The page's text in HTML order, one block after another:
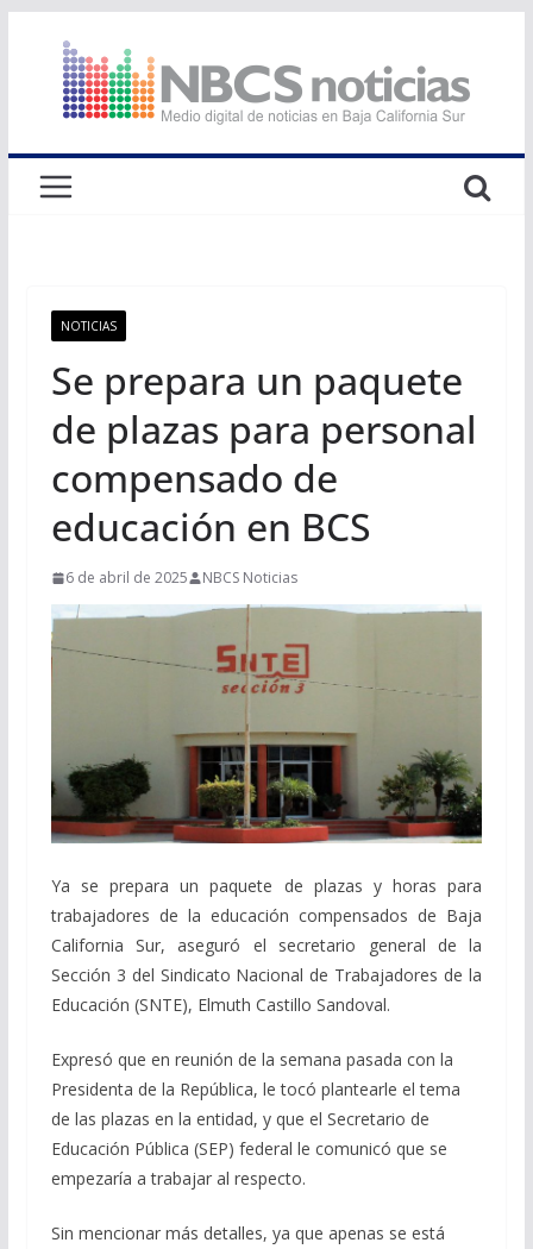
contenido
NOTICIAS
Se prepara un paquete
de plazas para personal
compensado de
educación en BCS
6 de abril de 2025 NBCS Noticias
Ya se prepara un paquete de plazas y horas para
trabajadores de la educación compensados de Baja
California Sur, aseguró el secretario general de la
Sección 3 del Sindicato Nacional de Trabajadores de la
Educación (SNTE), Elmuth Castillo Sandoval.
Expresó que en reunión de la semana pasada con la
Presidenta de la República, le tocó plantearle el tema
de las plazas en la entidad, y que el Secretario de
Educación Pública (SEP) federal le comunicó que se
empezaría a trabajar al respecto.
Sin mencionar más detalles, ya que apenas se está